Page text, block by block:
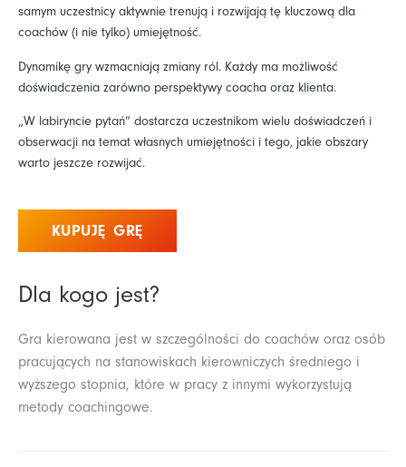
samym uczestnicy aktywnie trenują i rozwijają tę kluczową dla
coachów (i nie tylko) umiejętność.
Dynamikę gry wzmacniają zmiany ról. Każdy ma możliwość
doświadczenia zarówno perspektywy coacha oraz klienta.
„W labiryncie pytań” dostarcza uczestnikom wielu doświadczeń i
obserwacji na temat własnych umiejętności i tego, jakie obszary
warto jeszcze rozwijać.
KUPUJĘ GRĘ
Dla kogo jest?
Gra kierowana jest w szczególności do coachów oraz osób
pracujących na stanowiskach kierowniczych średniego i
wyższego stopnia, które w pracy z innymi wykorzystują
metody coachingowe.